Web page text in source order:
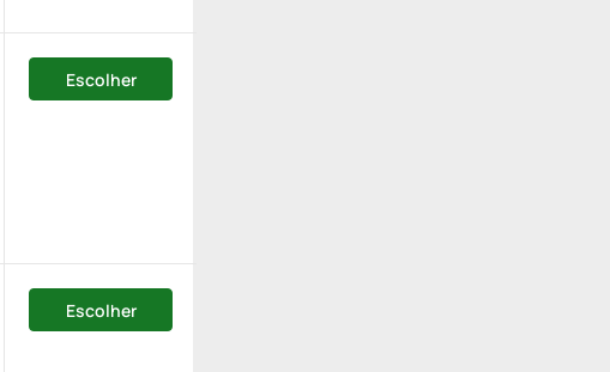
Escolher
Escolher